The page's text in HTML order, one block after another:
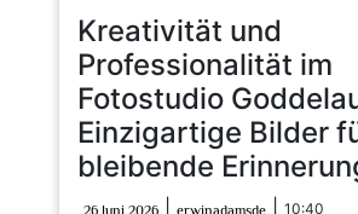
Kreativität und
Professionalität im
Fotostudio
Einzigartige Bilder
bleibende
26 Juni 2026 erwinadamsde erwinadamsde
10:40